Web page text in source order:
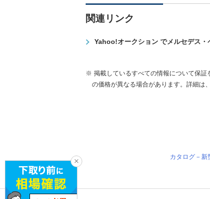
関連リンク
Yahoo!オークション でメルセデス
※ 掲載しているすべての情報について保証
の価格が異なる場合があります。詳細は
カタログ－新